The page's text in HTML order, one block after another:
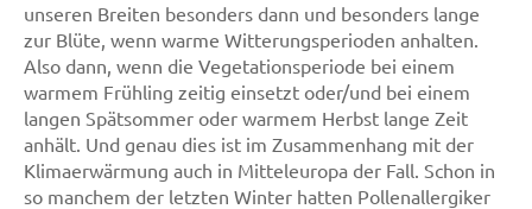
unseren Breiten besonders dann und besonders lange
zur Blüte, wenn warme Witterungsperioden anhalten.
Also dann, wenn die Vegetationsperiode bei einem
warmem Frühling zeitig einsetzt oder/und bei einem
langen Spätsommer oder warmem Herbst lange Zeit
anhält. Und genau dies ist im Zusammenhang mit der
Klimaerwärmung auch in Mitteleuropa der Fall. Schon in
so manchem der letzten Winter hatten Pollenallergiker